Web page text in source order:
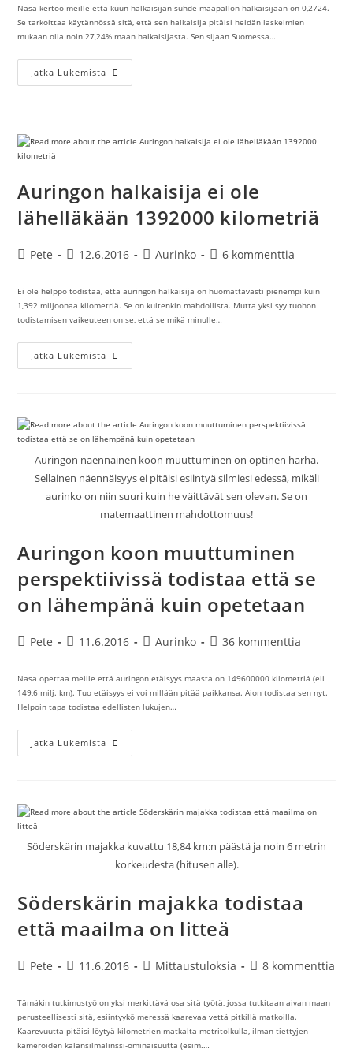
Nasa kertoo meille että kuun halkaisijan suhde maapallon halkaisijaan on 0,2724.
Se tarkoittaa käytännössä sitä, että sen halkaisija pitäisi heidän laskelmien
mukaan olla noin 27,24% maan halkaisijasta. Sen sijaan Suomessa…
Jatka Lukemista Kuun
Etäisyyksien
Auringon halkaisija ei ole
lähelläkään 1392000 kilometriä
Artikkelin
Pete
Artikkeli
12.6.2016
Artikkelin
Aurinko
Artikkelin
6 kommenttia
Ei ole helppo todistaa, että auringon halkaisija on huomattavasti pienempi kuin
1,392 miljoonaa kilometriä. Se on kuitenkin mahdollista. Mutta yksi syy tuohon
todistamisen vaikeuteen on se, että se mikä minulle…
Jatka Lukemista Auringon
Halkaisija
Kilometriä
Auringon näennäinen koon muuttuminen on optinen harha.
Sellainen näennäisyys ei pitäisi esiintyä silmiesi edessä, mikäli
aurinko on niin suuri kuin he väittävät sen olevan. Se on
matemaattinen mahdottomuus!
Auringon koon muuttuminen
perspektiivissä todistaa että se
on lähempänä kuin opetetaan
Artikkelin
Pete
Artikkeli
11.6.2016
Artikkelin
Aurinko
Artikkelin
36 kommenttia
Nasa opettaa meille että auringon etäisyys maasta on 149600000 kilometriä (eli
149,6 milj. km). Tuo etäisyys ei voi millään pitää paikkansa. Aion todistaa sen nyt.
Helpoin tapa todistaa edellisten lukujen…
Jatka Lukemista Auringon
Koon
Se
On
Kuin
Opetetaan
Söderskärin majakka kuvattu 18,84 km:n päästä ja noin 6 metrin
korkeudesta (hitusen alle).
Söderskärin majakka todistaa
että maailma on litteä
Artikkelin
Pete
Artikkeli
11.6.2016
Artikkelin
Mittaustuloksia
Artikkelin
8 kommenttia
Tämäkin tutkimustyö on yksi merkittävä osa sitä työtä, jossa tutkitaan aivan maan
perusteellisesti sitä, esiintyykö meressä kaarevaa vettä pitkillä matkoilla.
Kaarevuutta pitäisi löytyä kilometrien matkalta metritolkulla, ilman tiettyjen
kameroiden kalansilmälinssi-ominaisuutta (esim.…